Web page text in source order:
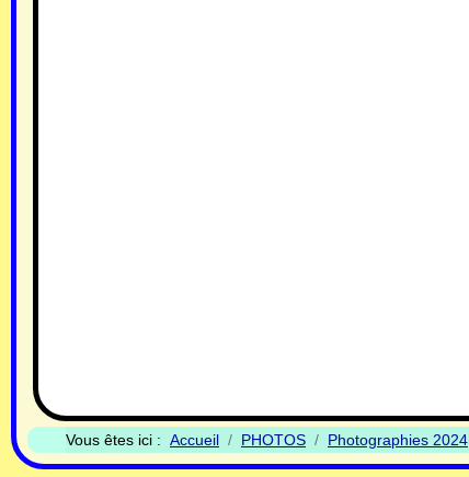
Vous êtes ici : Accueil PHOTOS Photographies 2024